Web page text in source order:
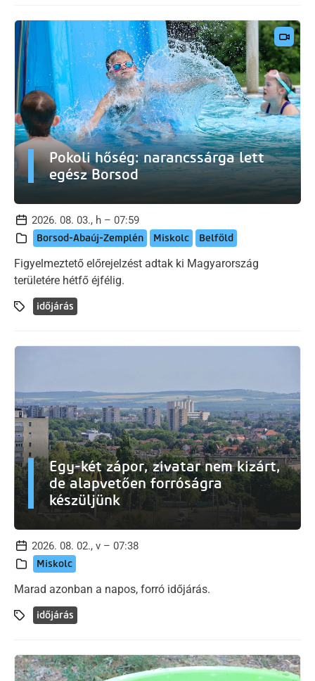
Pokoli hőség: narancssárga lett
egész Borsod
2026. 08. 03., h – 07:59
Borsod-Abaúj-Zemplén Miskolc Belföld
Figyelmeztető előrejelzést adtak ki Magyarország
területére hétfő éjfélig.
időjárás
Egy-két zápor, zivatar nem kizárt,
de alapvetően forróságra
készüljünk
2026. 08. 02., v – 07:38
Miskolc
Marad azonban a napos, forró időjárás.
időjárás